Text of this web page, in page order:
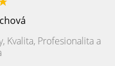
Kvalita, Profesionalita a